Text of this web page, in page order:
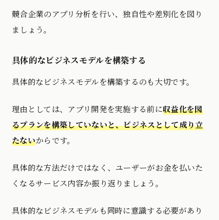
競合企業のアプリ分析を行い、独自性や差別化を図り
ましょう。
具体的なビジネスモデルを構築する
具体的なビジネスモデルを構築するのも大切です。
理由としては、アプリ開発を実施する前に収益化を図
るプランを構築していないと、ビジネスとして成り立
たないからです。
具体的な方法だけではなく、ユーザーがお金を払いた
くなるサービス内容か振り返りましょう。
具体的なビジネスモデルも同時に意識する必要があり